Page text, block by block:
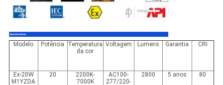
Modelo Potência
Temperatura
da cor
Voltagem Lumens Garantia CRI
Ex-20W
M1YZDA
20
2200K-
7000K
AC100-
277/220-
2800 5 anos 80